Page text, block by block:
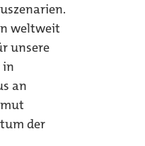
weltweit
unsere
in
an
der